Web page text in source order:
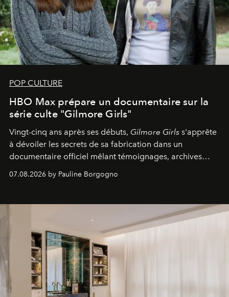
POP CULTURE
HBO Max prépare un documentaire sur la
série culte "Gilmore Girls"
Vingt-cinq ans après ses débuts, Gilmore Girls s'apprête
à dévoiler les secrets de sa fabrication dans un
documentaire officiel mêlant témoignages, archives
générationnel.
07.08.2026 by Pauline Borgogno